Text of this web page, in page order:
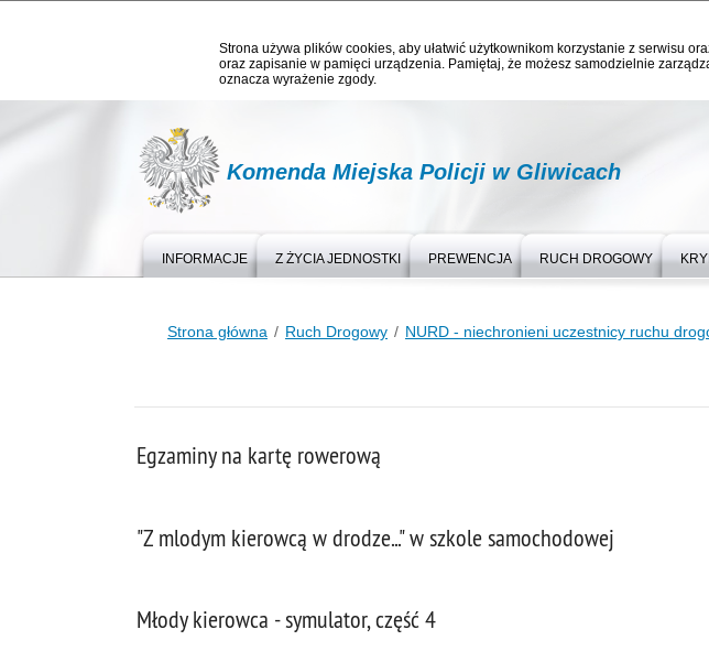
Strona używa plików cookies, aby ułatwić użytkownikom korzystanie z serwisu
oraz zapisanie w pamięci urządzenia. Pamiętaj, że możesz samodzielnie
oznacza wyrażenie zgody.
Komenda Miejska Policji w Gliwicach
INFORMACJE Z ŻYCIA JEDNOSTKI PREWENCJA RUCH DROGOWY
Strona główna Ruch Drogowy NURD - niechronieni uczestnicy ruchu
Egzaminy na kartę rowerową
"Z mlodym kierowcą w drodze..." w szkole samochodowej
Młody kierowca - symulator, część 4